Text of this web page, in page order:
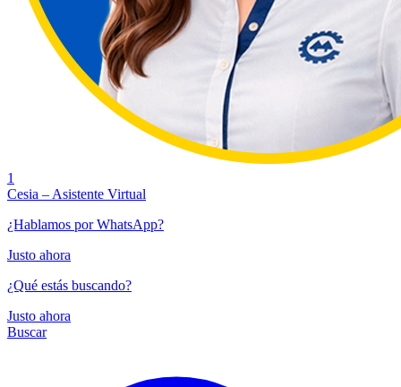
1
Cesia – Asistente Virtual
¿Hablamos por WhatsApp?
Justo ahora
¿Qué estás buscando?
Justo ahora
Buscar